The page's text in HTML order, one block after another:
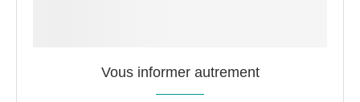
Vous informer autrement